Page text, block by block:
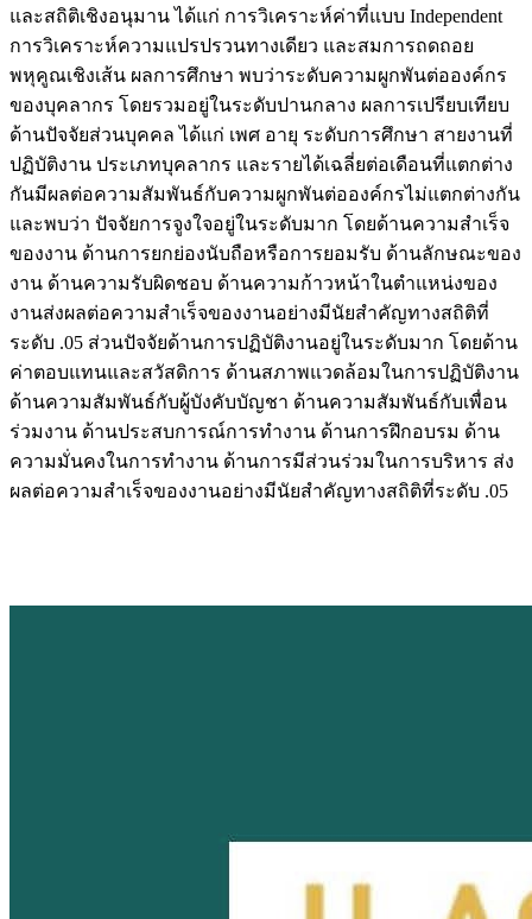
และสถิติเชิงอนุมาน ได้แก่ การวิเคราะห์ค่าที่แบบ Independent
การวิเคราะห์ความแปรปรวนทางเดียว และสมการถดถอย
พหุคูณเชิงเส้น ผลการศึกษา พบว่าระดับความผูกพันต่อองค์กร
ของบุคลากร โดยรวมอยู่ในระดับปานกลาง ผลการเปรียบเทียบ
ด้านปัจจัยส่วนบุคคล ได้แก่ เพศ อายุ ระดับการศึกษา สายงานที่
ปฏิบัติงาน ประเภทบุคลากร และรายได้เฉลี่ยต่อเดือนที่แตกต่าง
กันมีผลต่อความสัมพันธ์กับความผูกพันต่อองค์กรไม่แตกต่างกัน
และพบว่า ปัจจัยการจูงใจอยู่ในระดับมาก โดยด้านความสำเร็จ
ของงาน ด้านการยกย่องนับถือหรือการยอมรับ ด้านลักษณะของ
งาน ด้านความรับผิดชอบ ด้านความก้าวหน้าในตำแหน่งของ
งานส่งผลต่อความสำเร็จของงานอย่างมีนัยสำคัญทางสถิติที่
ระดับ .05 ส่วนปัจจัยด้านการปฏิบัติงานอยู่ในระดับมาก โดยด้าน
ค่าตอบแทนและสวัสดิการ ด้านสภาพแวดล้อมในการปฏิบัติงาน
ด้านความสัมพันธ์กับผู้บังคับบัญชา ด้านความสัมพันธ์กับเพื่อน
ร่วมงาน ด้านประสบการณ์การทำงาน ด้านการฝึกอบรม ด้าน
ความมั่นคงในการทำงาน ด้านการมีส่วนร่วมในการบริหาร ส่ง
ผลต่อความสำเร็จของงานอย่างมีนัยสำคัญทางสถิติที่ระดับ .05